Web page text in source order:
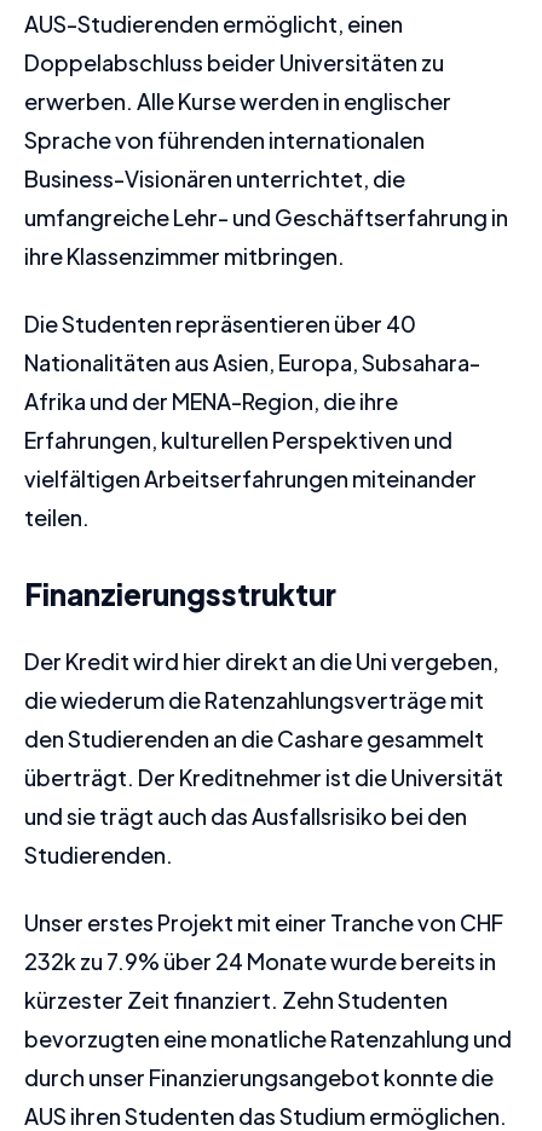
AUS-Studierenden ermöglicht, einen
Doppelabschluss beider Universitäten zu
erwerben. Alle Kurse werden in englischer
Sprache von führenden internationalen
Business-Visionären unterrichtet, die
umfangreiche Lehr- und Geschäftserfahrung in
ihre Klassenzimmer mitbringen.
Die Studenten repräsentieren über 40
Nationalitäten aus Asien, Europa, Subsahara-
Afrika und der MENA-Region, die ihre
Erfahrungen, kulturellen Perspektiven und
vielfältigen Arbeitserfahrungen miteinander
teilen.
Finanzierungsstruktur
Der Kredit wird hier direkt an die Uni vergeben,
die wiederum die Ratenzahlungsverträge mit
den Studierenden an die Cashare gesammelt
überträgt. Der Kreditnehmer ist die Universität
und sie trägt auch das Ausfallsrisiko bei den
Studierenden.
Unser erstes Projekt mit einer Tranche von CHF
232k zu 7.9% über 24 Monate wurde bereits in
kürzester Zeit finanziert. Zehn Studenten
bevorzugten eine monatliche Ratenzahlung und
durch unser Finanzierungsangebot konnte die
AUS ihren Studenten das Studium ermöglichen.